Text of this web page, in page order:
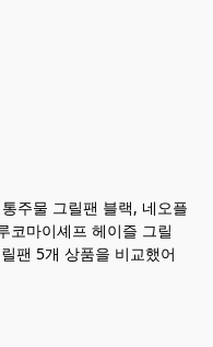
주물 그릴팬 블랙, 네오플
코마이셰프 헤이즐 그릴
팬 5개 상품을 비교했어